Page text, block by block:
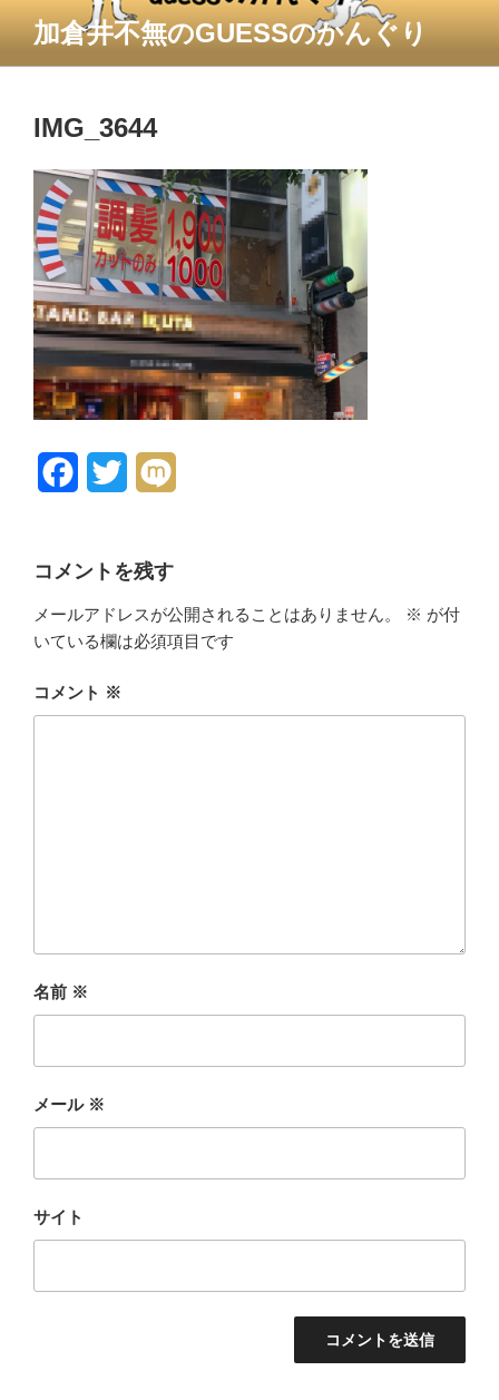
テ
加倉井不無のGUESSのかんぐり
IMG_3644
b
o
t
r
コメントを残す
メールアドレスが公開されることはありません。 ※ が付
いている欄は必須項目です
コメント ※
名前 ※
メール ※
サイト